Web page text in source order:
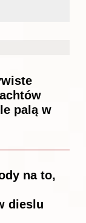
palą w
na to,
dieslu